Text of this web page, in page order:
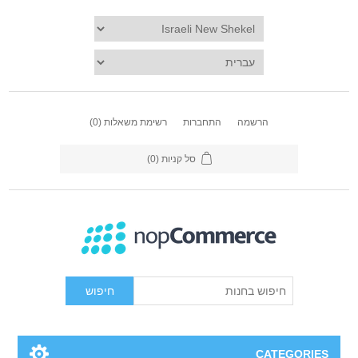
הרשמה התחברות רשימת משאלות (0)
סל קניות (0)
חיפוש
CATEGORIES